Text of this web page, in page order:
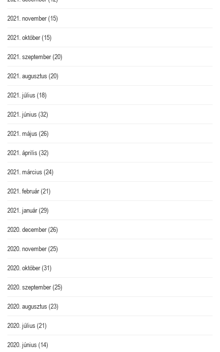
2021. november(15)
2021. október(15)
2021. szeptember(20)
2021. augusztus(20)
2021. július(18)
2021. június(32)
2021. május(26)
2021. április(32)
2021. március(24)
2021. február(21)
2021. január(29)
2020. december(26)
2020. november(25)
2020. október(31)
2020. szeptember(25)
2020. augusztus(23)
2020. július(21)
2020. június(14)